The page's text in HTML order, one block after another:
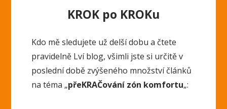
KROK po KROKu
Kdo mě sledujete už delší dobu a čtete
pravidelně Lví blog, všimli jste si určitě v
poslední době zvýšeného množství článků
na téma „přeKRAČování zón komfortu„: